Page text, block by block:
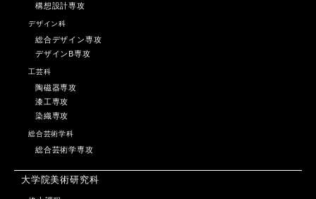
構想設計専攻
デザイン科
総合デザイン専攻
デザインB専攻
工芸科
陶磁器専攻
漆工専攻
染織専攻
総合芸術学科
総合芸術学専攻
大学院美術研究科